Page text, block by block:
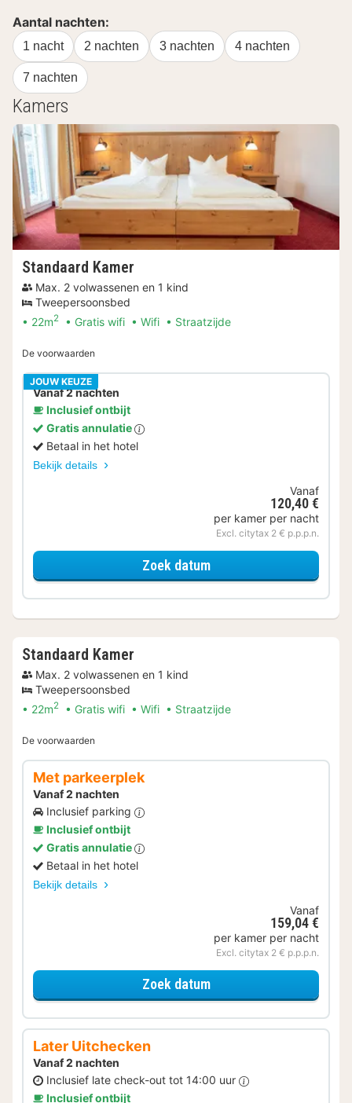
Aantal nachten:
1 nacht 2 nachten 3 nachten 4 nachten
7 nachten
Kamers
Standaard Kamer
Max. 2 volwassenen en 1 kind
Tweepersoonsbed
22m2 Gratis wifi Wifi Straatzijde
De voorwaarden
JOUW KEUZE
Vanaf 2 nachten
Inclusief ontbijt
Gratis annulatie
Betaal in het hotel
Bekijk details
Vanaf
120,40 €
per kamer per nacht
Excl. citytax 2 € p.p.p.n.
Zoek datumvoor Standaard Kamer
Standaard Kamer
Max. 2 volwassenen en 1 kind
Tweepersoonsbed
22m2 Gratis wifi Wifi Straatzijde
De voorwaarden
Met parkeerplek
Vanaf 2 nachten
Inclusief parking
Inclusief ontbijt
Gratis annulatie
Betaal in het hotel
Bekijk details
Vanaf
159,04 €
per kamer per nacht
Excl. citytax 2 € p.p.p.n.
Zoek datumvoor Met parkeerplek
Later Uitchecken
Vanaf 2 nachten
Inclusief late check-out tot 14:00 uur
Inclusief ontbijt